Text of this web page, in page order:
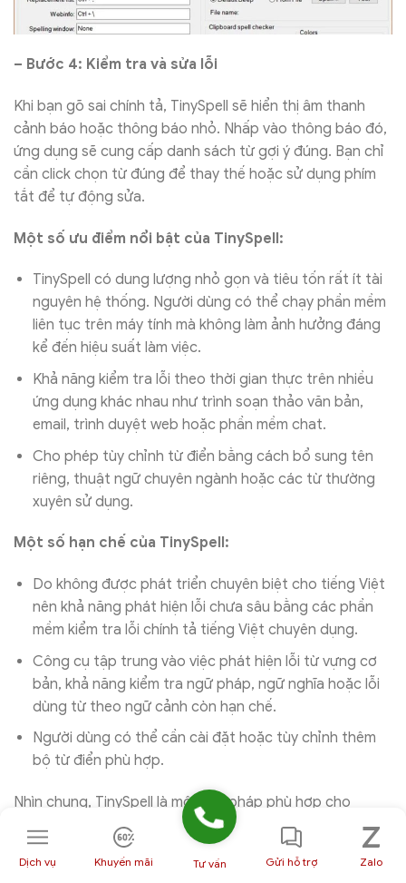
– Bước 4: Kiểm tra và sửa lỗi
Khi bạn gõ sai chính tả, TinySpell sẽ hiển thị âm thanh
cảnh báo hoặc thông báo nhỏ. Nhấp vào thông báo đó,
ứng dụng sẽ cung cấp danh sách từ gợi ý đúng. Bạn chỉ
cần click chọn từ đúng để thay thế hoặc sử dụng phím
tắt để tự động sửa.
Một số ưu điểm nổi bật của TinySpell:
TinySpell có dung lượng nhỏ gọn và tiêu tốn rất ít tài
nguyên hệ thống. Người dùng có thể chạy phần mềm
liên tục trên máy tính mà không làm ảnh hưởng đáng
kể đến hiệu suất làm việc.
Khả năng kiểm tra lỗi theo thời gian thực trên nhiều
ứng dụng khác nhau như trình soạn thảo văn bản,
email, trình duyệt web hoặc phần mềm chat.
Cho phép tùy chỉnh từ điển bằng cách bổ sung tên
riêng, thuật ngữ chuyên ngành hoặc các từ thường
xuyên sử dụng.
Một số hạn chế của TinySpell:
Do không được phát triển chuyên biệt cho tiếng Việt
nên khả năng phát hiện lỗi chưa sâu bằng các phần
mềm kiểm tra lỗi chính tả tiếng Việt chuyên dụng.
Công cụ tập trung vào việc phát hiện lỗi từ vựng cơ
bản, khả năng kiểm tra ngữ pháp, ngữ nghĩa hoặc lỗi
dùng từ theo ngữ cảnh còn hạn chế.
Người dùng có thể cần cài đặt hoặc tùy chỉnh thêm
bộ từ điển phù hợp.
Nhìn chung, TinySpell là một giải pháp phù hợp cho
những người cần kiểm tra lỗi chính tả nhanh trong quá
trình nhập liệu hằng ngày. Nếu nhu cầu chủ yếu là phát
hiện lỗi đánh máy cơ bản và sử dụng một công cụ nhẹ,
Dịch vụ Khuyến mãi Tư vấn Gửi hỗ trợ Zalo